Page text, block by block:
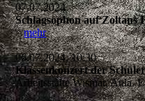
07.07.2024
Schlagsophon auf Zoltans
mehr
06.07.2024, 10:30
Klassenkonzert der
Arbeitsstätte Wismar,